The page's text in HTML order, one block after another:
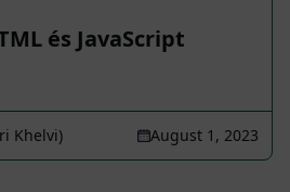
és JavaScript
Khelvi) August 1, 2023